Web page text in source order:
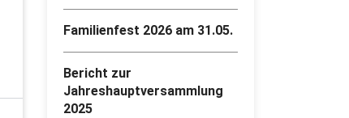
Familienfest 2026 am 31.05.
Bericht zur
Jahreshauptversammlung
2025